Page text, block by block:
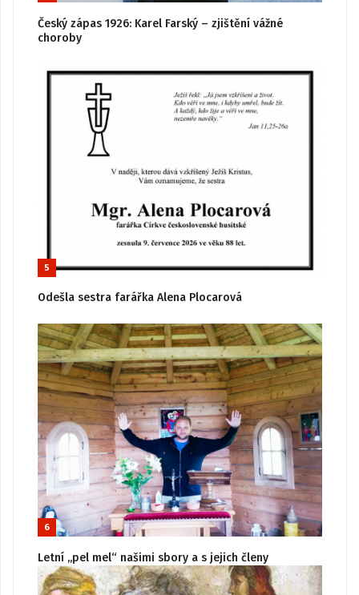
Český zápas 1926: Karel Farský – zjištění vážné
choroby
5
Odešla sestra farářka Alena Plocarová
6
Letní „pel mel“ našimi sbory a s jejich členy